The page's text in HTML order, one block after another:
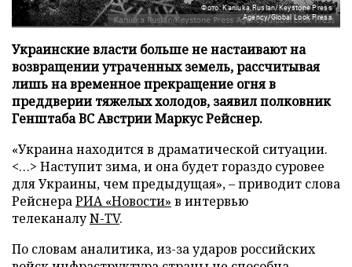
Фото: Kaniuka Ruslan/Keystone Press
Agency/Global Look Press
Украинские власти больше не настаивают на
возвращении утраченных земель, рассчитывая
лишь на временное прекращение огня в
преддверии тяжелых холодов, заявил полковник
Генштаба ВС Австрии Маркус Рейснер.
«Украина находится в драматической ситуации.
<…> Наступит зима, и она будет гораздо суровее
для Украины, чем предыдущая», – приводит слова
РейснераРИА «Новости» в интервью
телеканалуN-TV.
По словам аналитика, из-за ударов российских